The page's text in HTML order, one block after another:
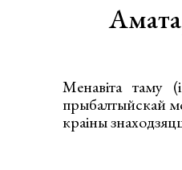
Менавіта таму
прыбалтыйскай
краіны